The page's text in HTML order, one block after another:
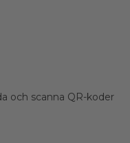
och scanna QR-koder